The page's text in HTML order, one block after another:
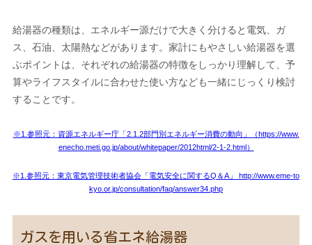
給湯器の種類は、エネルギー源だけで大きく分けると電気、ガ
ス、石油、太陽熱などがあります。家計にもやさしい給湯器を選
ぶポイントは、それぞれの給湯器の特徴をしっかり理解して、予
算やライフスタイルに合わせた使い方なども一緒にじっくり検討
することです。
※1.参照元：資源エネルギー庁「2.1.2部門別エネルギー消費の動向」（https://www.
enecho.meti.go.jp/about/whitepaper/2012html/2-1-2.html）
※1.参照元：東京電気管理技術者協会「電気安全に関するQ＆A」 http://www.eme-to
kyo.or.jp/consultation/faq/answer34.php
ガスを用いる省エネ給湯器